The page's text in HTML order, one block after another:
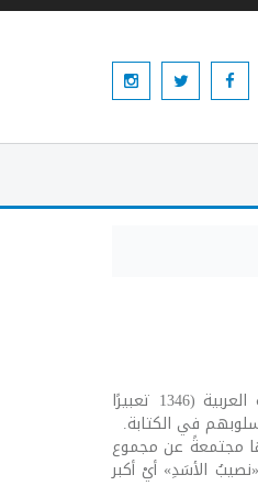
هذا المُعْجَمُ يَمُدُّ الدارسين العربَ، وغيرَ الناطقين بالعربية بذخيرة قيِّمة من التعابير الاصطلاحية الشائعة في اللغة العربية (1346 تعبيرًا
في الكتابة.
مجتمعةً عن مجموع
الأسَدِ» أيْ أكبر